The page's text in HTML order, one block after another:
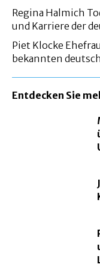
Regina Halmich
und Karriere der
Piet Klocke
bekannten
Entdecken Sie